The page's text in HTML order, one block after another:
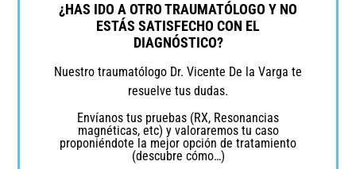
¿HAS IDO A OTRO TRAUMATÓLOGO Y NO
ESTÁS SATISFECHO CON EL
DIAGNÓSTICO?
Nuestro traumatólogo Dr. Vicente De la Varga te
resuelve tus dudas.
Envíanos tus pruebas (RX, Resonancias
magnéticas, etc) y valoraremos tu caso
proponiéndote la mejor opción de tratamiento
(descubre cómo…)